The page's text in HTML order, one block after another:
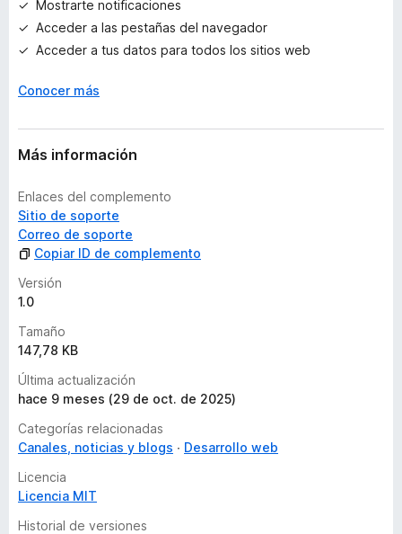
r
a
c
o
e
Mostrarte notificaciones
Acceder a las pestañas del navegador
Acceder a tus datos para todos los sitios web
Conocer más
Más información
Enlaces del complemento
Sitio de soporte
Correo de soporte
Copiar ID de complemento
Versión
1.0
Tamaño
147,78 KB
Última actualización
hace 9 meses (29 de oct. de 2025)
Categorías relacionadas
Canales, noticias y blogs
Desarrollo web
Licencia
Licencia MIT
Historial de versiones